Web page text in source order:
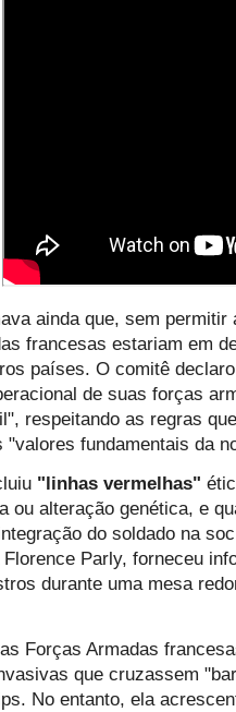
ainda que, sem
francesas estariam em
países. O comitê
de suas forças
respeitando as regras
"valores fundamentais da
"linhas vermelhas"
ou alteração genética, e
do soldado na
Parly, forneceu
durante uma mesa
Forças Armadas
que cruzassem
No entanto, ela